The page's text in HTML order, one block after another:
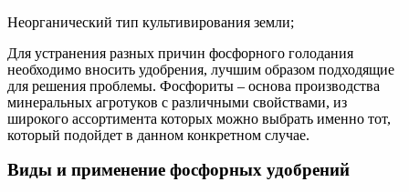
Неорганический тип культивирования земли;
Для устранения разных причин фосфорного голодания
необходимо вносить удобрения, лучшим образом подходящие
для решения проблемы. Фосфориты – основа производства
минеральных агротуков с различными свойствами, из
широкого ассортимента которых можно выбрать именно тот,
который подойдет в данном конкретном случае.
Виды и применение фосфорных удобрений